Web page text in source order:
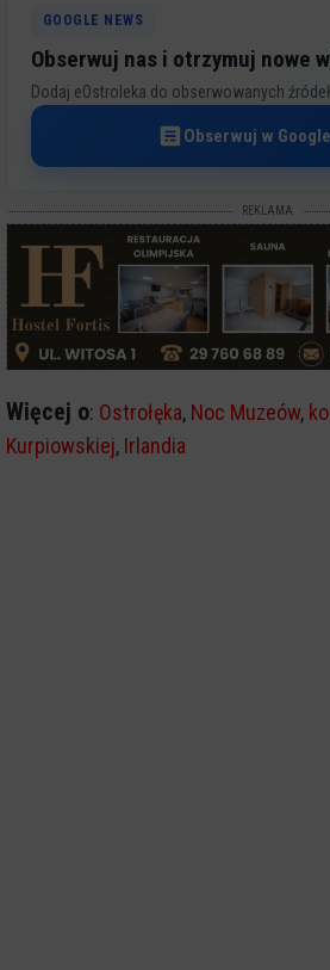
GOOGLE NEWS
Obserwuj nas i otrzymuj nowe
Dodaj eOstroleka do obserwowanych
Obserwuj w
REKLAMA
Więcej o: Ostrołęka, Noc Muzeów,
Kurpiowskiej, Irlandia